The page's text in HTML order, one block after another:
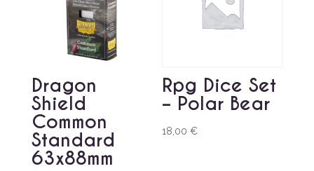
Dragon
Shield
Common
Standard
63x88mm
Rpg Dice Set
– Polar Bear
18,00€